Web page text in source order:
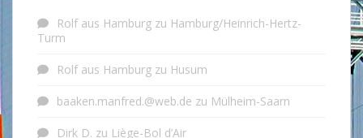
Rolf aus Hamburg zu Hamburg/Heinrich-Hertz-
Turm
Rolf aus Hamburg zu Husum
baaken.manfred.@web.de zu Mülheim-Saarn
Dirk D. zu Liège-Bol d’Air